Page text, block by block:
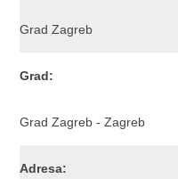
Grad Zagreb
Grad:
Grad Zagreb - Zagreb
Adresa: